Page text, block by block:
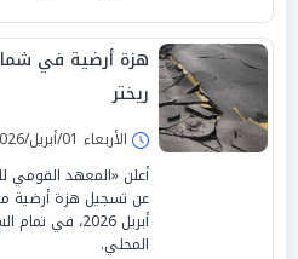
ريختر
الأربعاء 01/أبريل/2026 - 08:18 م
أعلن «المعهد القومي
المحلي.